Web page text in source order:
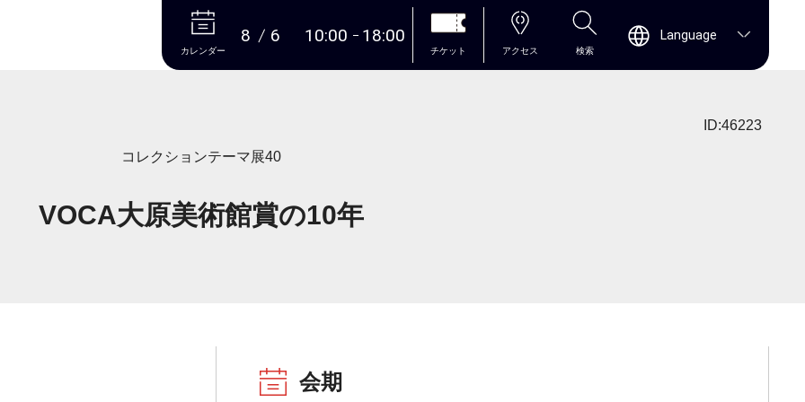
本文へ
カレンダー
8 6 10:00 18:00
チケット アクセス 検索
Language
ID:46223
コレクションテーマ展40
VOCA大原美術館賞の10年
会期